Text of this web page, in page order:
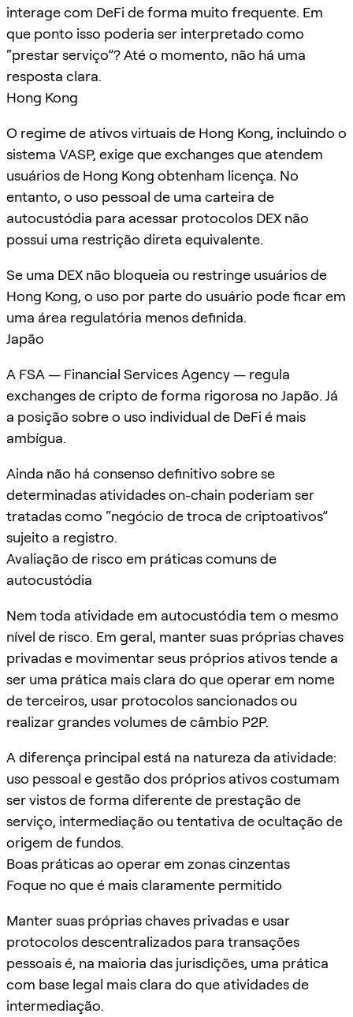
interage com DeFi de forma muito frequente. Em
que ponto isso poderia ser interpretado como
“prestar serviço”? Até o momento, não há uma
resposta clara.
Hong Kong
O regime de ativos virtuais de Hong Kong, incluindo o
sistema VASP, exige que exchanges que atendem
usuários de Hong Kong obtenham licença. No
entanto, o uso pessoal de uma carteira de
autocustódia para acessar protocolos DEX não
possui uma restrição direta equivalente.
Se uma DEX não bloqueia ou restringe usuários de
Hong Kong, o uso por parte do usuário pode ficar em
uma área regulatória menos definida.
Japão
A FSA — Financial Services Agency — regula
exchanges de cripto de forma rigorosa no Japão. Já
a posição sobre o uso individual de DeFi é mais
ambígua.
Ainda não há consenso definitivo sobre se
determinadas atividades on-chain poderiam ser
tratadas como “negócio de troca de criptoativos”
sujeito a registro.
Avaliação de risco em práticas comuns de
autocustódia
Nem toda atividade em autocustódia tem o mesmo
nível de risco. Em geral, manter suas próprias chaves
privadas e movimentar seus próprios ativos tende a
ser uma prática mais clara do que operar em nome
de terceiros, usar protocolos sancionados ou
realizar grandes volumes de câmbio P2P.
A diferença principal está na natureza da atividade:
uso pessoal e gestão dos próprios ativos costumam
ser vistos de forma diferente de prestação de
serviço, intermediação ou tentativa de ocultação de
origem de fundos.
Boas práticas ao operar em zonas cinzentas
Foque no que é mais claramente permitido
Manter suas próprias chaves privadas e usar
protocolos descentralizados para transações
pessoais é, na maioria das jurisdições, uma prática
com base legal mais clara do que atividades de
intermediação.